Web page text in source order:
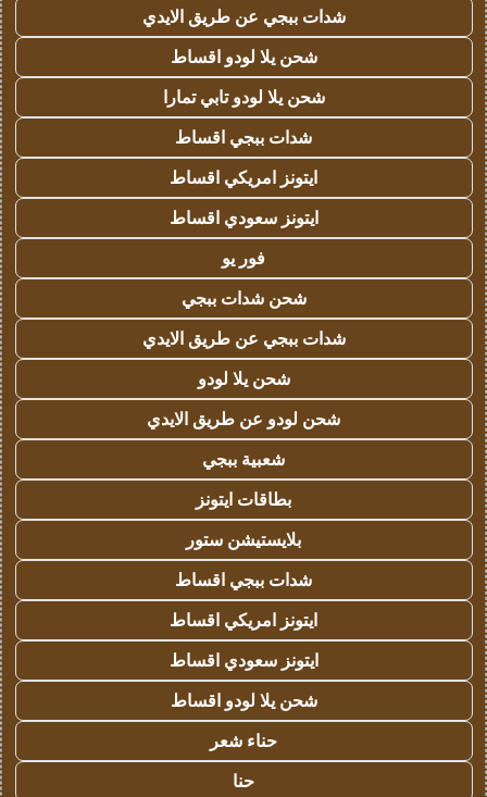
شدات ببجي عن طريق الايدي
شحن يلا لودو اقساط
شحن يلا لودو تابي تمارا
شدات ببجي اقساط
ايتونز امريكي اقساط
ايتونز سعودي اقساط
فور يو
شحن شدات ببجي
شدات ببجي عن طريق الايدي
شحن يلا لودو
شحن لودو عن طريق الايدي
شعبية ببجي
بطاقات ايتونز
بلايستيشن ستور
شدات ببجي اقساط
ايتونز امريكي اقساط
ايتونز سعودي اقساط
شحن يلا لودو اقساط
حناء شعر
حنا